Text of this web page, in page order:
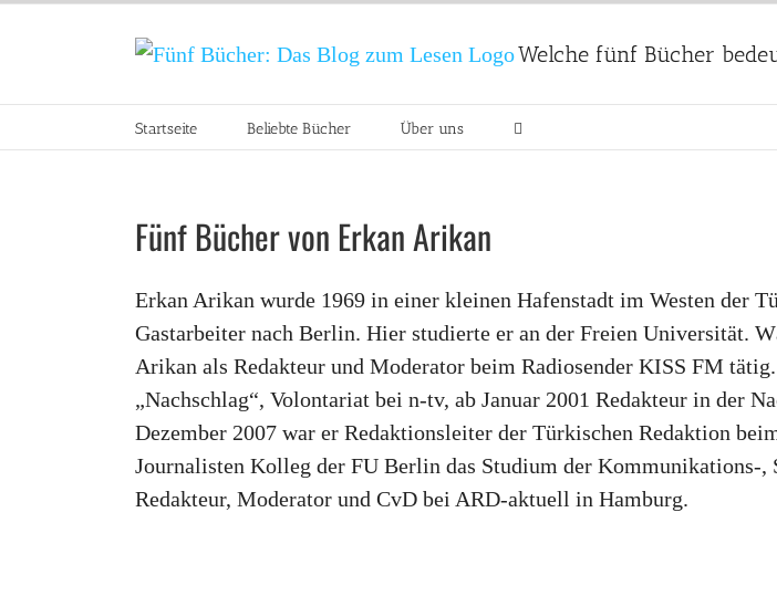
Welche fünf Bücher
Startseite Beliebte Bücher Über uns
Fünf Bücher von Erkan Arikan
Erkan Arikan wurde 1969 in einer kleinen Hafenstadt im Westen der
Gastarbeiter nach Berlin. Hier studierte er an der Freien Universität.
Arikan als Redakteur und Moderator beim Radiosender KISS FM
„Nachschlag“, Volontariat bei n-tv, ab Januar 2001 Redakteur in der
Dezember 2007 war er Redaktionsleiter der Türkischen Redaktion
Journalisten Kolleg der FU Berlin das Studium der Kommunikations-
Redakteur, Moderator und CvD bei ARD-aktuell in Hamburg.